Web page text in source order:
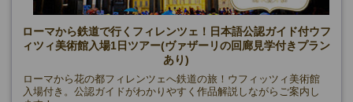
ローマから鉄道で行くフィレンツェ！日本語公認ガイド付ウフ
ィツィ美術館入場1日ツアー(ヴァザーリの回廊見学付きプラン
あり)
ローマから花の都フィレンツェへ鉄道の旅！ウフィッツィ美術館
入場付き。公認ガイドがわかりやすく作品解説しながらご案内し